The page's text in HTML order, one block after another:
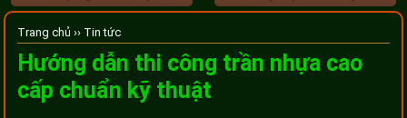
Trang chủ ›› Tin tức
Hướng dẫn thi công trần nhựa cao
cấp chuẩn kỹ thuật